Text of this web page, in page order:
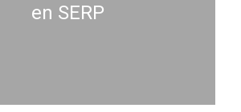
en SERP